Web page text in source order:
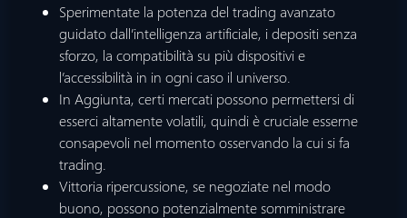
Sperimentate la potenza del trading avanzato
guidato dall’intelligenza artificiale, i depositi senza
sforzo, la compatibilità su più dispositivi e
l’accessibilità in in ogni caso il universo.
In Aggiunta, certi mercati possono permettersi di
esserci altamente volatili, quindi è cruciale esserne
consapevoli nel momento osservando la cui si fa
trading.
Vittoria ripercussione, se negoziate nel modo
buono, possono potenzialmente somministrare